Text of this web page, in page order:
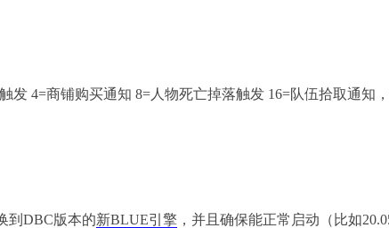
发 4=商铺购买通知 8=人物死亡掉落触发 16=队伍拾取通知
到DBC版本的新BLUE引擎 ，并且确保能正常启动（比如